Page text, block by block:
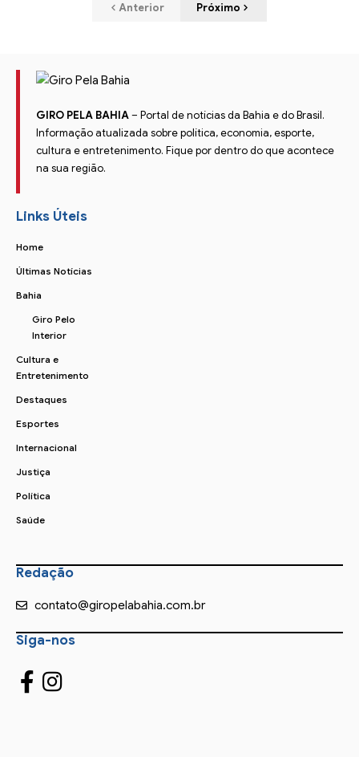
Anterior Próximo
GIRO PELA BAHIA– Portal de notícias da Bahia e do Brasil.
Informação atualizada sobre política, economia, esporte,
cultura e entretenimento. Fique por dentro do que acontece
na sua região.
Links Úteis
Home
Últimas Notícias
Bahia
Giro Pelo
Interior
Cultura e
Entretenimento
Destaques
Esportes
Internacional
Justiça
Política
Saúde
Redação
contato@giropelabahia.com.br
Siga-nos